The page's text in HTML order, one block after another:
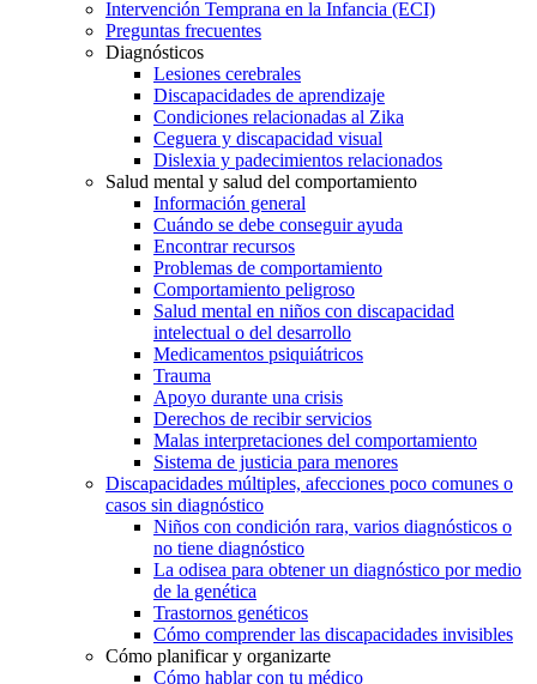
Intervención Temprana en la Infancia (ECI)
Preguntas frecuentes
Diagnósticos
Lesiones cerebrales
Discapacidades de aprendizaje
Condiciones relacionadas al Zika
Ceguera y discapacidad visual
Dislexia y padecimientos relacionados
Salud mental y salud del comportamiento
Información general
Cuándo se debe conseguir ayuda
Encontrar recursos
Problemas de comportamiento
Comportamiento peligroso
Salud mental en niños con discapacidad
intelectual o del desarrollo
Medicamentos psiquiátricos
Trauma
Apoyo durante una crisis
Derechos de recibir servicios
Malas interpretaciones del comportamiento
Sistema de justicia para menores
Discapacidades múltiples, afecciones poco comunes o
casos sin diagnóstico
Niños con condición rara, varios diagnósticos o
no tiene diagnóstico
La odisea para obtener un diagnóstico por medio
de la genética
Trastornos genéticos
Cómo comprender las discapacidades invisibles
Cómo planificar y organizarte
Cómo hablar con tu médico